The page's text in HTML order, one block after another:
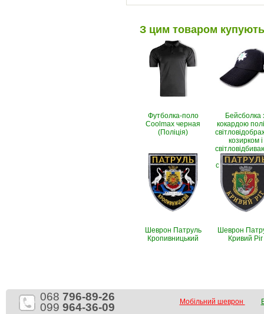
З цим товаром купують
Футболка-поло
Coolmax черная
(Поліція)
Бейсболка
кокардою
козирком і
написом
стоп, чорно-
Шеврон Патруль
Кропивницький
Шеврон
Кривий Ріг
068 796-89-26
099 964-36-09 Мобільний шеврон